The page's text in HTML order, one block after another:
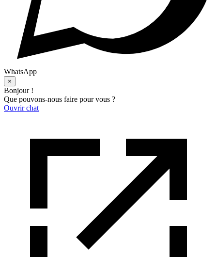
WhatsApp
×
Bonjour !
Que pouvons-nous faire pour vous ?
Ouvrir chat